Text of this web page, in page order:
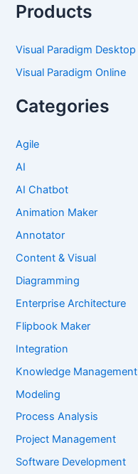
Products
Visual Paradigm Desktop
Visual Paradigm Online
Categories
Agile
AI
AI Chatbot
Animation Maker
Annotator
Content & Visual
Diagramming
Enterprise Architecture
Flipbook Maker
Integration
Knowledge Management
Modeling
Process Analysis
Project Management
Software Development